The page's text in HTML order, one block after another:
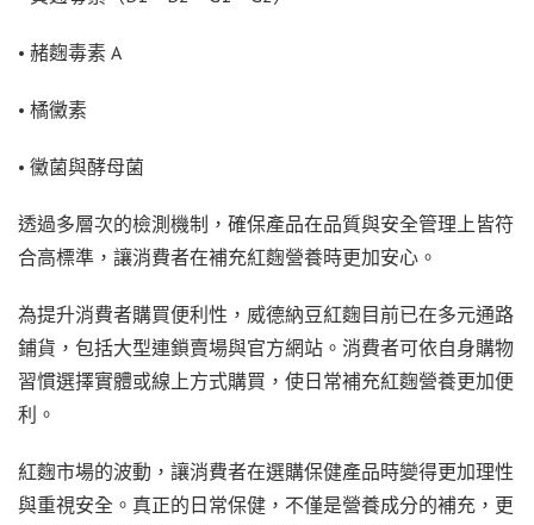
• 赭麴毒素 A
• 橘黴素
• 黴菌與酵母菌
透過多層次的檢測機制，確保產品在品質與安全管理上皆符
合高標準，讓消費者在補充紅麴營養時更加安心。
為提升消費者購買便利性，威德納豆紅麴目前已在多元通路
鋪貨，包括大型連鎖賣場與官方網站。消費者可依自身購物
習慣選擇實體或線上方式購買，使日常補充紅麴營養更加便
利。
紅麴市場的波動，讓消費者在選購保健產品時變得更加理性
與重視安全。真正的日常保健，不僅是營養成分的補充，更